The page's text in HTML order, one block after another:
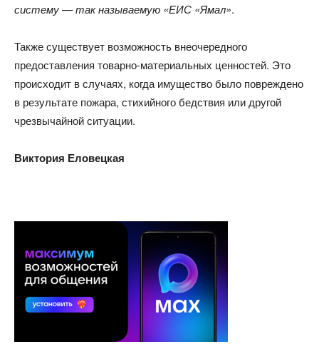
систему — так называемую «ЕИС «Ямал».
Также существует возможность внеочередного
предоставления товарно-материальных ценностей. Это
происходит в случаях, когда имущество было повреждено
в результате пожара, стихийного бедствия или другой
чрезвычайной ситуации.
Виктория Еловецкая